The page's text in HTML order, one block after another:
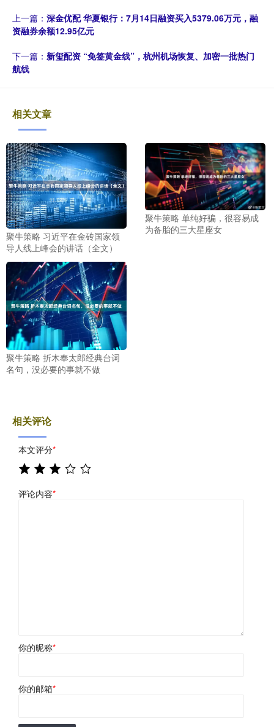
上一篇： 深金优配 华夏银行：7月14日融资买入5379.06万元，融
资融券余额12.95亿元
下一篇： 新玺配资 “免签黄金线”，杭州机场恢复、加密一批热门
航线
相关文章
聚牛策略 习近平在金砖国家领
导人线上峰会的讲话（全文）
聚牛策略 单纯好骗，很容易成
为备胎的三大星座女
聚牛策略 折木奉太郎经典台词
名句，没必要的事就不做
相关评论
本文评分*
评论内容*
你的昵称*
你的邮箱*